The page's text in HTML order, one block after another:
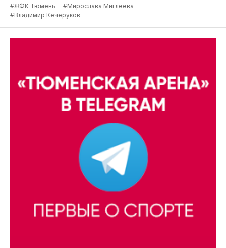
#ЖФК Тюмень
#Мирослава Миглеева
#Владимир Кечеруков